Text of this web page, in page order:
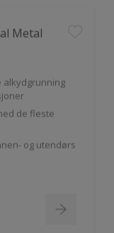
de fleste
og utendørs